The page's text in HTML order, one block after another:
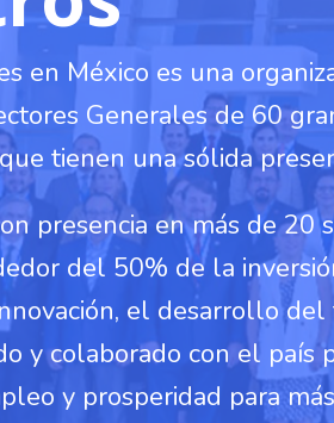
en México es una
Generales de 60
tienen una sólida
presencia en más de 20
del 50% de la
el desarrollo
y colaborado con el país
y prosperidad para